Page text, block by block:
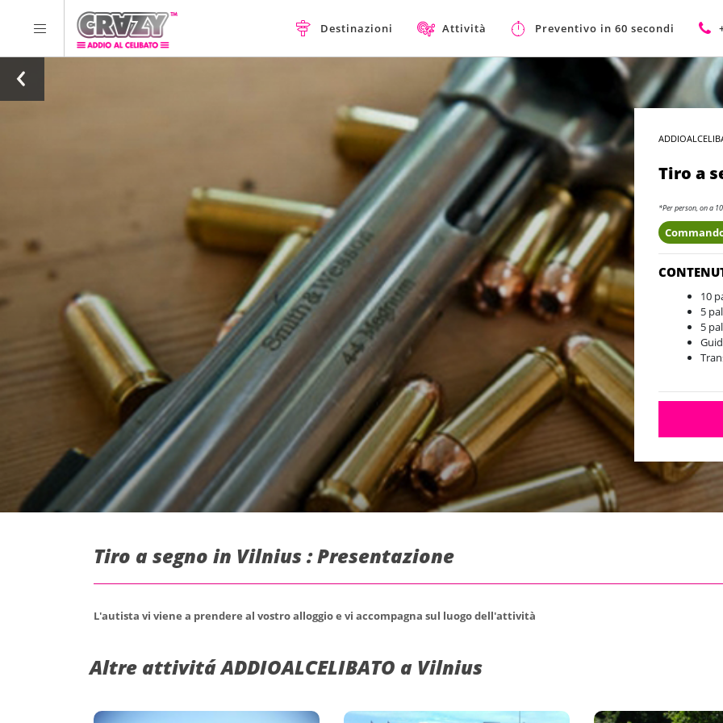
Destinazioni Attività Preventivo in 60 secondi
Tiro a
*Per person, on a
10
5
5
Tiro a segno in Vilnius : Presentazione
L'autista vi viene a prendere al vostro alloggio e vi accompagna sul luogo dell'attività
Altre attivitá ADDIOALCELIBATO a Vilnius